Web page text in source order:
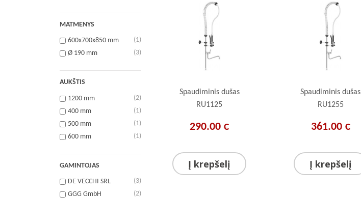
MATMENYS
600x700x850 mm
(1)
Ø 190 mm
(3)
AUKŠTIS
1200 mm
(2)
400 mm
(1)
500 mm
(1)
600 mm
(1)
GAMINTOJAS
DE VECCHI SRL
(3)
GGG GmbH
(2)
Spaudiminis dušas
RU1125
290.00 €
Į krepšelį
Spaudiminis dušas
RU1255
361.00 €
Į krepšelį